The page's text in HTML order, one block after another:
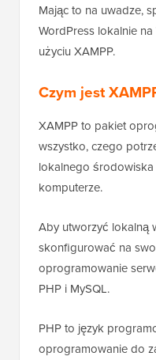
Mając to na uwadze,
WordPress lokalnie
użyciu XAMPP.
Czym jest
XAMPP to pakiet
wszystko, czego
lokalnego
komputerze.
Aby utworzyć lokalną
skonfigurować na
oprogramowanie
PHP i MySQL.
PHP to język
oprogramowanie do